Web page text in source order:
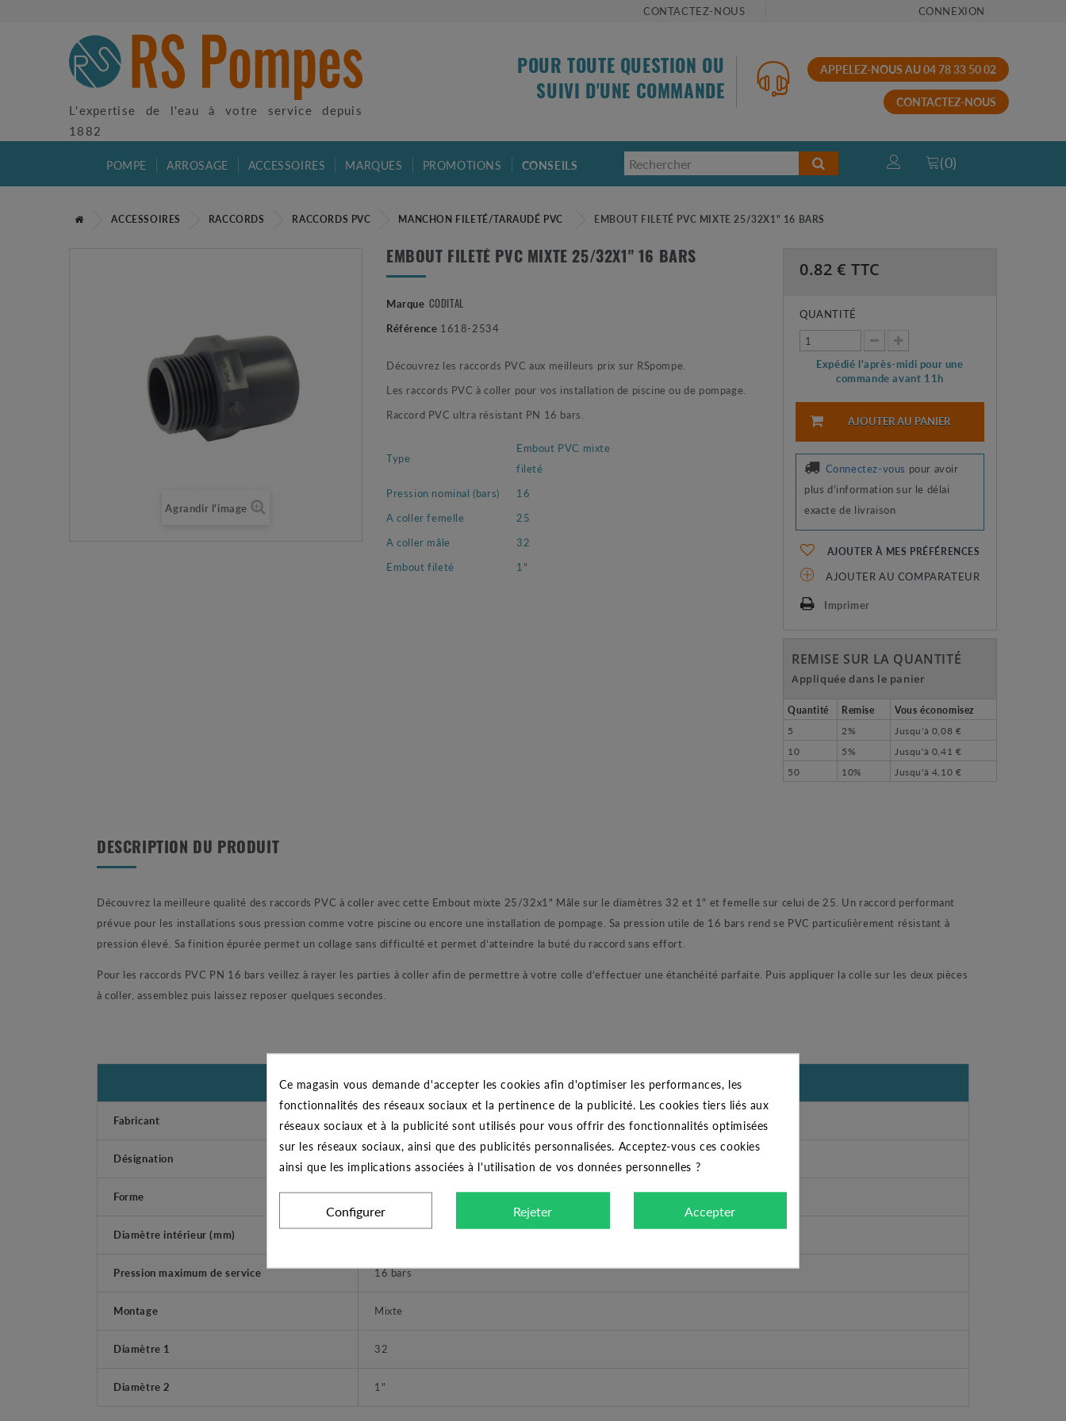
CONTACTEZ-NOUS CONNEXION
L'expertise de l'eau à votre service depuis
1882
POUR TOUTE QUESTION OU
SUIVI D'UNE COMMANDE
APPELEZ-NOUS AU 04 78 33 50 02
CONTACTEZ-NOUS
POMPE ARROSAGE ACCESSOIRES MARQUES PROMOTIONS CONSEILS (0)
ACCESSOIRES RACCORDS RACCORDS PVC MANCHON FILETÉ/TARAUDÉ PVC EMBOUT FILETÉ PVC MIXTE 25/32X1" 16 BARS
Agrandir l'image
EMBOUT FILETÉ PVC MIXTE 25/32X1" 16 BARS
Marque CODITAL
Référence 1618-2534
Découvrez les raccords PVC aux meilleurs prix sur RSpompe.
Les raccords PVC à coller pour vos installation de piscine ou de pompage.
Raccord PVC ultra résistant PN 16 bars.
Type
Embout PVC mixte
fileté
Pression nominal (bars)
16
A coller femelle
25
A coller mâle
32
Embout fileté
1"
0.82 € TTC
QUANTITÉ
Expédié l'après-midi pour une
commande avant 11h
AJOUTER AU PANIER
Connectez-vous pour avoir
plus d'information sur le délai
exacte de livraison
AJOUTER À MES PRÉFÉRENCES
AJOUTER AU COMPARATEUR
Imprimer
REMISE SUR LA QUANTITÉ
Appliquée dans le panier
Quantité Remise
Vous économisez
5
2% Jusqu'à 0,08 €
10
5% Jusqu'à 0,41 €
50
10% Jusqu'à 4,10 €
DESCRIPTION DU PRODUIT
Découvrez la meilleure qualité des raccords PVC à coller avec cette Embout mixte 25/32x1" Mâle sur le diamètres 32 et 1" et femelle sur celui de 25. Un raccord performant
prévue pour les installations sous pression comme votre piscine ou encore une installation de pompage. Sa pression utile de 16 bars rend se PVC particulièrement résistant à
pression élevé. Sa finition épurée permet un collage sans difficulté et permet d’atteindre la buté du raccord sans effort.
Pour les raccords PVC PN 16 bars veillez à rayer les parties à coller afin de permettre à votre colle d’effectuer une étanchéité parfaite. Puis appliquer la colle sur les deux pièces
à coller, assemblez puis laissez reposer quelques secondes.
CARACTÉRISTIQUES GÉNÉRALES
Fabricant CODITAL
Désignation Embout fileté PVC mixte 25/32x1"
Forme Embout fileté
Diamètre intérieur (mm) 25
Pression maximum de service 16 bars
Montage Mixte
Diamètre 1 32
Diamètre 2 1"
Ce magasin vous demande d'accepter les cookies afin d'optimiser les performances, les
fonctionnalités des réseaux sociaux et la pertinence de la publicité. Les cookies tiers liés aux
réseaux sociaux et à la publicité sont utilisés pour vous offrir des fonctionnalités optimisées
sur les réseaux sociaux, ainsi que des publicités personnalisées. Acceptez-vous ces cookies
ainsi que les implications associées à l'utilisation de vos données personnelles ?
Configurer Rejeter Accepter